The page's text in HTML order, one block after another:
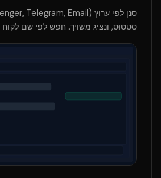
סטטוס, ונציג משויך. חפש לפי שם לקוח